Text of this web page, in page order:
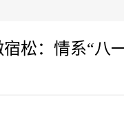
宿松：情系“八